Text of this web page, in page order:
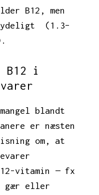
B12, men
(1.3–
B12 i
blandt
er næsten
om, at
vitamin — fx
gær eller